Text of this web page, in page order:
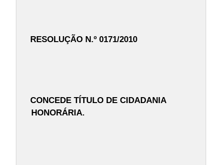
RESOLUÇÃO N.º 0171/2010
CONCEDE TÍTULO DE CIDADANIA
HONORÁRIA.